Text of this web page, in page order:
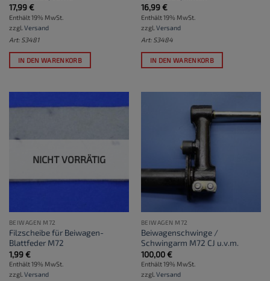
17,99€
Enthält 19% MwSt.
zzgl. Versand
Art: S3481
IN DEN WARENKORB
16,99€
Enthält 19% MwSt.
zzgl. Versand
Art: S3484
IN DEN WARENKORB
NICHT VORRÄTIG
BEIWAGEN M72
Filzscheibe für Beiwagen-
Blattfeder M72
1,99€
Enthält 19% MwSt.
zzgl. Versand
BEIWAGEN M72
Beiwagenschwinge /
Schwingarm M72 CJ u.v.m.
100,00€
Enthält 19% MwSt.
zzgl. Versand